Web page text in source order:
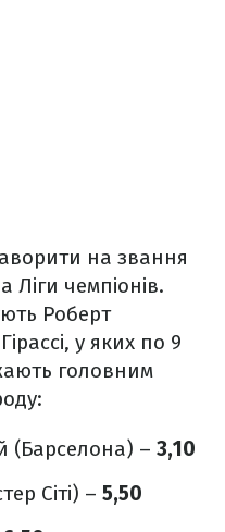
на звання
чемпіонів.
Роберт
у яких по 9
головним
(Барселона) – 3,10
Сіті) – 5,50